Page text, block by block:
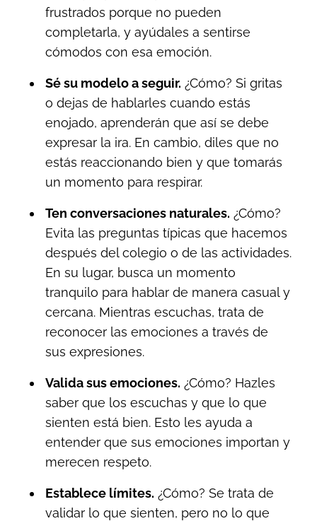
frustrados porque no pueden
completarla, y ayúdales a sentirse
cómodos con esa emoción.
Sé su modelo a seguir. ¿Cómo? Si gritas
o dejas de hablarles cuando estás
enojado, aprenderán que así se debe
expresar la ira. En cambio, diles que no
estás reaccionando bien y que tomarás
un momento para respirar.
Ten conversaciones naturales. ¿Cómo?
Evita las preguntas típicas que hacemos
después del colegio o de las actividades.
En su lugar, busca un momento
tranquilo para hablar de manera casual y
cercana. Mientras escuchas, trata de
reconocer las emociones a través de
sus expresiones.
Valida sus emociones. ¿Cómo? Hazles
saber que los escuchas y que lo que
sienten está bien. Esto les ayuda a
entender que sus emociones importan y
merecen respeto.
Establece límites. ¿Cómo? Se trata de
validar lo que sienten, pero no lo que